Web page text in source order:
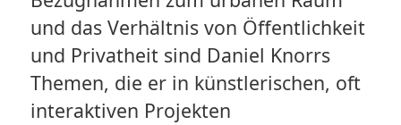
und das Verhältnis von Öffentlichkeit
und Privatheit sind Daniel Knorrs
Themen, die er in künstlerischen, oft
interaktiven Projekten